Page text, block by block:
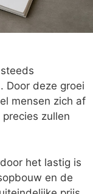
Door deze groei
mensen zich af
zullen
het lastig is
en de